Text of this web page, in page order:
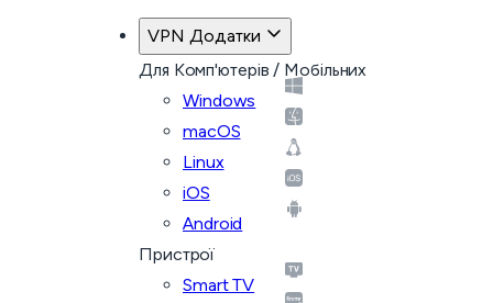
VPN Додатки
Для Комп'ютерів / Мобільних
Windows
macOS
Linux
iOS
Android
Пристрої
Smart TV